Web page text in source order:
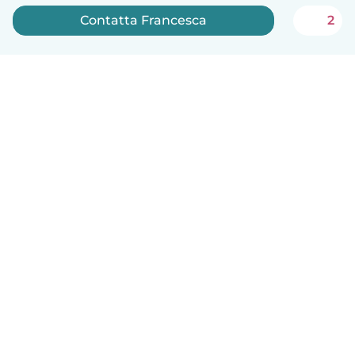
Contatta Francesca 2